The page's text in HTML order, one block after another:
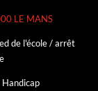
LE MANS
de l'école / arrêt